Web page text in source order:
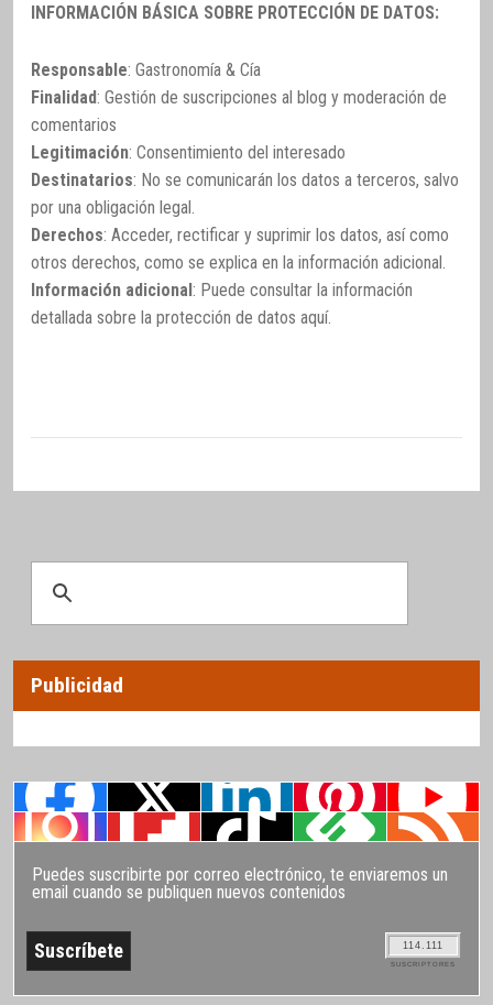
INFORMACIÓN BÁSICA SOBRE PROTECCIÓN DE DATOS:
Responsable: Gastronomía & Cía
Finalidad: Gestión de suscripciones al blog y moderación de
comentarios
Legitimación: Consentimiento del interesado
Destinatarios: No se comunicarán los datos a terceros, salvo
por una obligación legal.
Derechos: Acceder, rectificar y suprimir los datos, así como
otros derechos, como se explica en la información adicional.
Información adicional: Puede consultar la información
detallada sobre la protección de datos aquí.
Publicidad
Puedes suscribirte por correo electrónico, te enviaremos un
email cuando se publiquen nuevos contenidos
114.111
SUSCRIPTORES